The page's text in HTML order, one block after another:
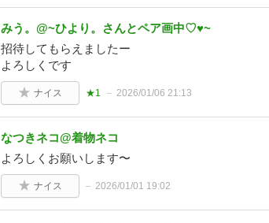
みう。@~ひより。さんとペア画中♡♥︎~
招待してもらえましたー
よろしくです
ナイス ★1 2026/01/06 21:13
なつきネコ@着物ネコ
よろしくお願いします〜
ナイス 2026/01/01 19:02